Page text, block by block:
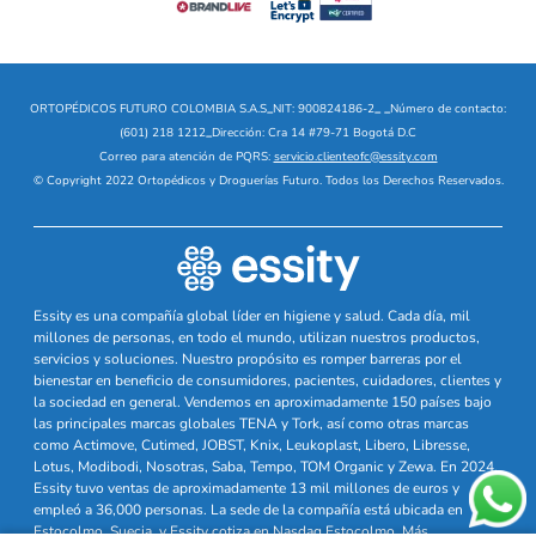
ORTOPÉDICOS FUTURO COLOMBIA S.A.S_NIT: 900824186-2_ _Número de contacto:
(601) 218 1212_Dirección: Cra 14 #79-71 Bogotá D.C
Correo para atención de PQRS: servicio.clienteofc@essity.com
© Copyright 2022 Ortopédicos y Droguerías Futuro. Todos los Derechos Reservados.
Essity es una compañía global líder en higiene y salud. Cada día, mil
millones de personas, en todo el mundo, utilizan nuestros productos,
servicios y soluciones. Nuestro propósito es romper barreras por el
bienestar en beneficio de consumidores, pacientes, cuidadores, clientes y
la sociedad en general. Vendemos en aproximadamente 150 países bajo
las principales marcas globales TENA y Tork, así como otras marcas
como Actimove, Cutimed, JOBST, Knix, Leukoplast, Libero, Libresse,
Lotus, Modibodi, Nosotras, Saba, Tempo, TOM Organic y Zewa. En 2024,
Essity tuvo ventas de aproximadamente 13 mil millones de euros y
empleó a 36,000 personas. La sede de la compañía está ubicada en
Estocolmo, Suecia, y Essity cotiza en Nasdaq Estocolmo. Más